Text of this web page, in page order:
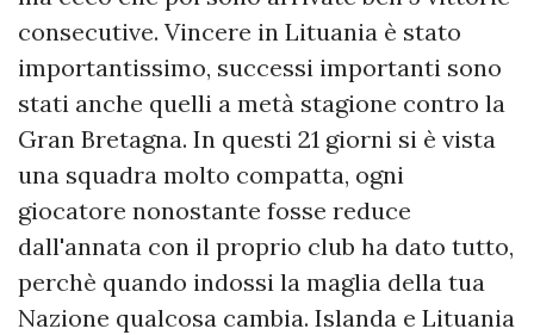
consecutive. Vincere in Lituania è stato
importantissimo, successi importanti sono
stati anche quelli a metà stagione contro la
Gran Bretagna. In questi 21 giorni si è vista
una squadra molto compatta, ogni
giocatore nonostante fosse reduce
dall'annata con il proprio club ha dato tutto,
perchè quando indossi la maglia della tua
Nazione qualcosa cambia. Islanda e Lituania